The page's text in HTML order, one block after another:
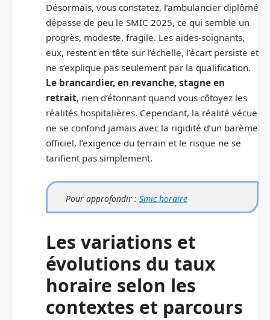
Désormais, vous constatez, l’ambulancier diplômé
dépasse de peu le SMIC 2025, ce qui semble un
progrès, modeste, fragile. Les aides-soignants,
eux, restent en tête sur l’échelle, l’écart persiste et
ne s’explique pas seulement par la qualification.
Le brancardier, en revanche, stagne en
retrait, rien d’étonnant quand vous côtoyez les
réalités hospitalières. Cependant, la réalité vécue
ne se confond jamais avec la rigidité d’un barème
officiel, l’exigence du terrain et le risque ne se
tarifient pas simplement.
Pour approfondir : Smic horaire
Les variations et
évolutions du taux
horaire selon les
contextes et parcours